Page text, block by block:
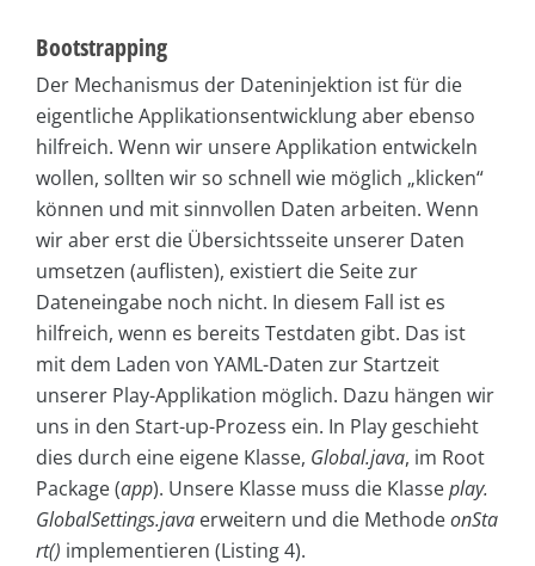
Bootstrapping
Der Mechanismus der Dateninjektion ist für die
eigentliche Applikationsentwicklung aber ebenso
hilfreich. Wenn wir unsere Applikation entwickeln
wollen, sollten wir so schnell wie möglich „klicken“
können und mit sinnvollen Daten arbeiten. Wenn
wir aber erst die Übersichtsseite unserer Daten
umsetzen (auflisten), existiert die Seite zur
Dateneingabe noch nicht. In diesem Fall ist es
hilfreich, wenn es bereits Testdaten gibt. Das ist
mit dem Laden von YAML-Daten zur Startzeit
unserer Play-Applikation möglich. Dazu hängen wir
uns in den Start-up-Prozess ein. In Play geschieht
dies durch eine eigene Klasse, Global.java, im Root
Package (app). Unsere Klasse muss die Klasseplay.
GlobalSettings.java erweitern und die MethodeonSta
rt() implementieren (Listing 4).